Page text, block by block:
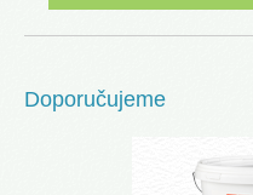
Doporučujeme